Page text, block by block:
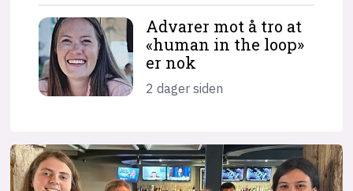
Advarer mot å tro at
«human in the loop»
er nok
2 dager siden